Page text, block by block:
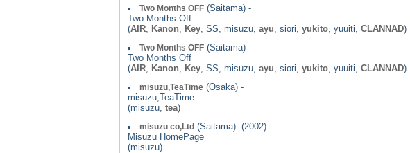
Two Months OFF (Saitama) -
Two Months Off
(AIR Kanon Key , SS, misuzu, ayu , siori, yukito , yuuiti, CLANNAD)
Two Months OFF (Saitama) -
Two Months Off
(AIR Kanon Key , SS, misuzu, ayu , siori, yukito , yuuiti, CLANNAD)
misuzu,TeaTime (Osaka) -
misuzu,TeaTime
(misuzu, tea)
misuzu co,Ltd (Saitama) -(2002)
Misuzu HomePage
(misuzu)